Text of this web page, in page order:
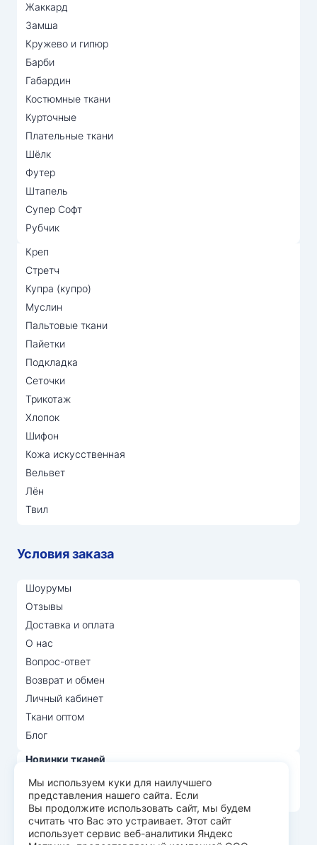
Жаккард
Замша
Кружево и гипюр
Барби
Габардин
Костюмные ткани
Курточные
Плательные ткани
Шёлк
Футер
Штапель
Супер Софт
Рубчик
Креп
Стретч
Купра (купро)
Муслин
Пальтовые ткани
Пайетки
Подкладка
Сеточки
Трикотаж
Хлопок
Шифон
Кожа искусственная
Вельвет
Лён
Твил
Условия заказа
Шоурумы
Отзывы
Доставка и оплата
О нас
Вопрос-ответ
Возврат и обмен
Личный кабинет
Ткани оптом
Блог
Новинки тканей
Распродажа тканей
Лидеры продаж
Мы используем куки для наилучшего
представления нашего сайта. Если
Вы продолжите использовать сайт, мы будем
считать что Вас это устраивает. Этот сайт
использует сервис веб-аналитики Яндекс